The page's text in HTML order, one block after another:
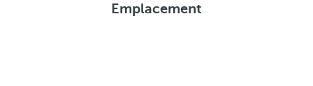
Emplacement